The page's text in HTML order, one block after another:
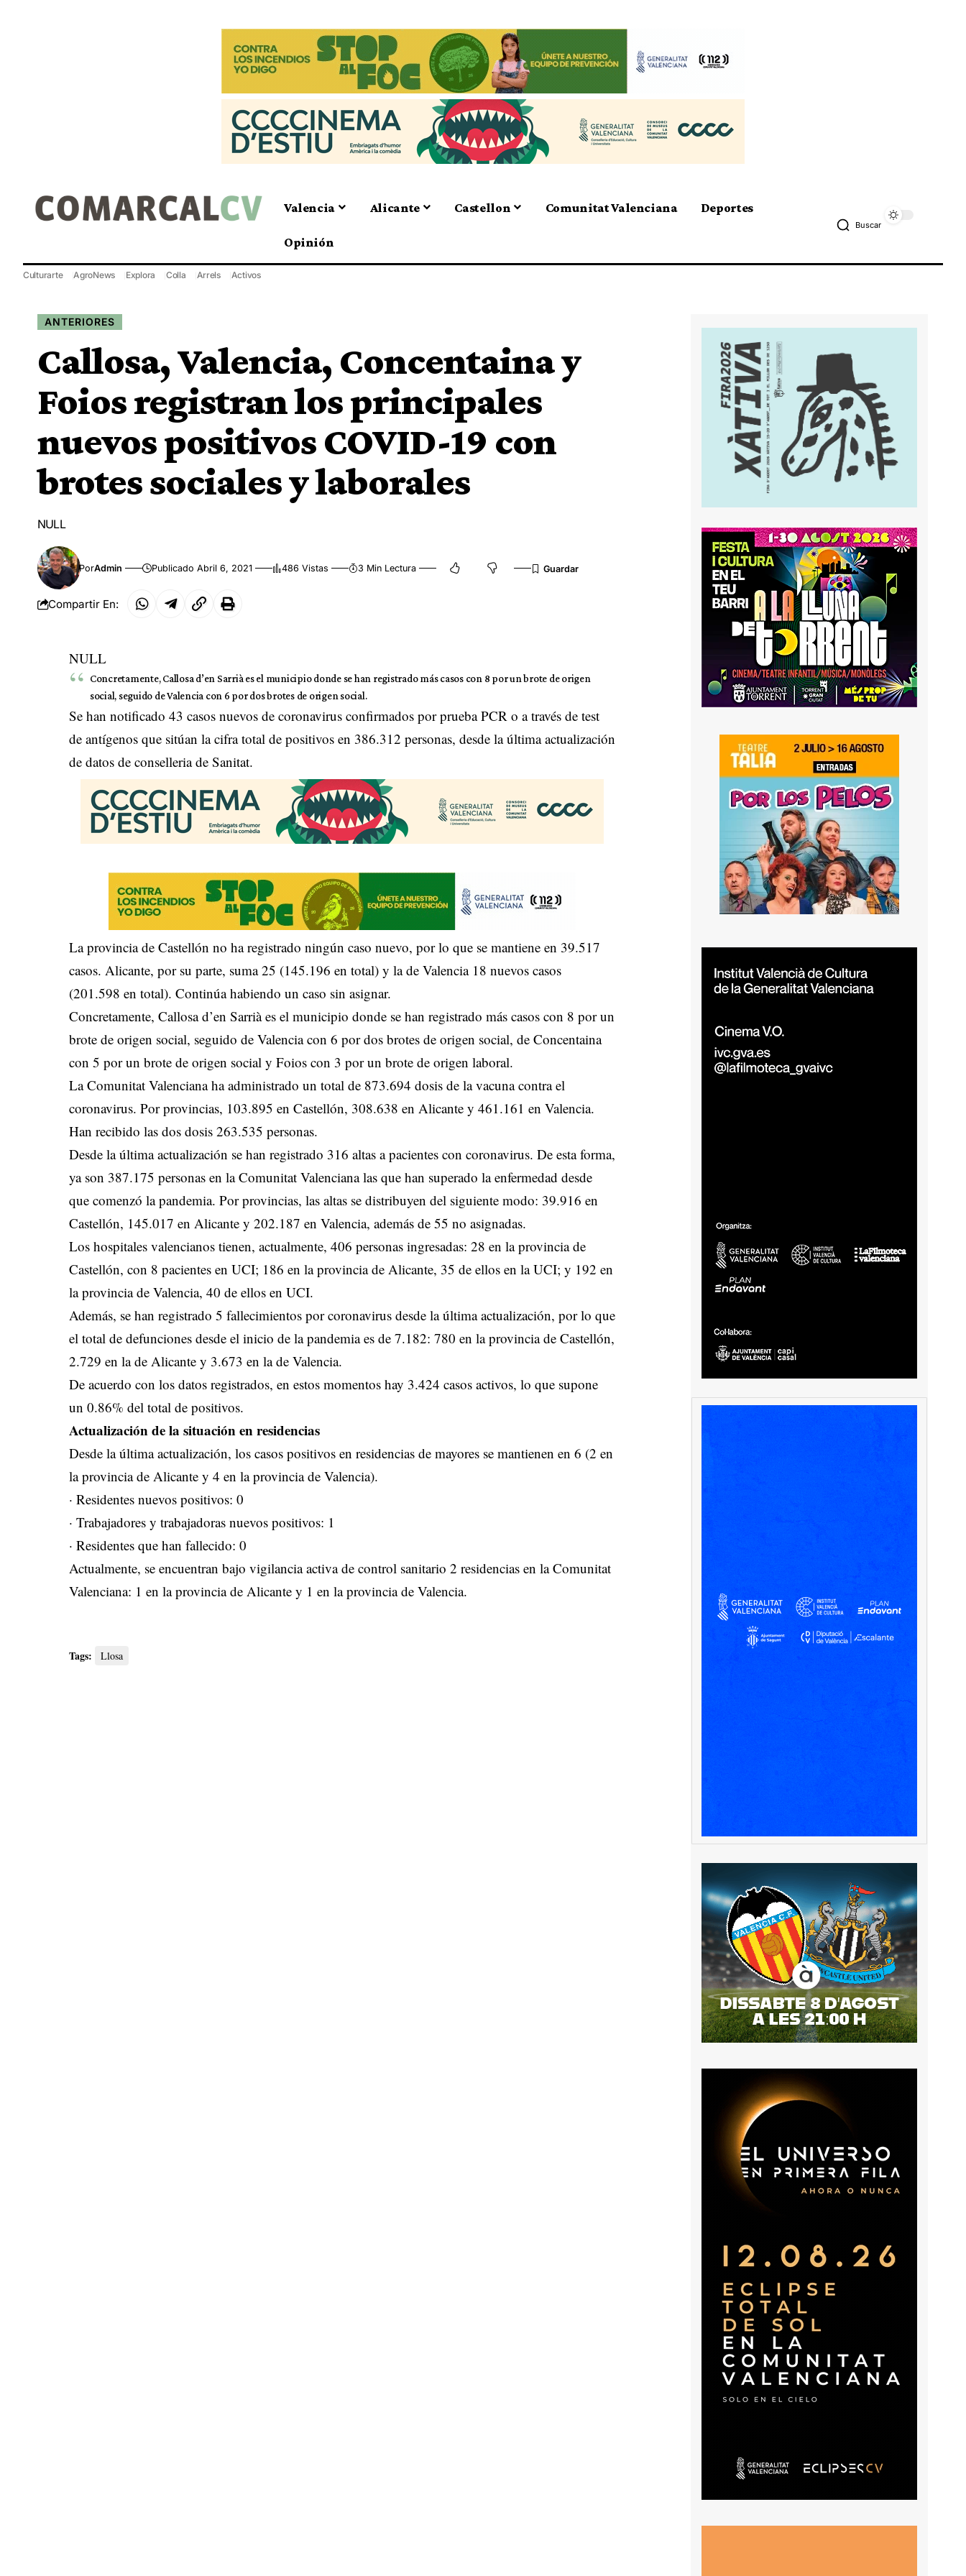
Valencia Alicante Castellon Comunitat Valenciana Deportes
Opinión
Buscar
Culturarte AgroNews Explora Colla Arrels Activos
ANTERIORES
Callosa, Valencia, Concentaina y
Foios registran los principales
nuevos positivos COVID-19 con
brotes sociales y laborales
NULL
PorAdmin Publicado Abril 6, 2021 486 Vistas 3 Min Lectura
Compartir En:
NULL
Concretamente, Callosa d’en Sarrià es el municipio donde se han registrado más casos con 8 por un brote de origen
social, seguido de Valencia con 6 por dos brotes de origen social.
Se han notificado 43 casos nuevos de coronavirus confirmados por prueba PCR o a través de test
de antígenos que sitúan la cifra total de positivos en 386.312 personas, desde la última actualización
de datos de conselleria de Sanitat.
La provincia de Castellón no ha registrado ningún caso nuevo, por lo que se mantiene en 39.517
casos. Alicante, por su parte, suma 25 (145.196 en total) y la de Valencia 18 nuevos casos
(201.598 en total). Continúa habiendo un caso sin asignar.
Concretamente, Callosa d’en Sarrià es el municipio donde se han registrado más casos con 8 por un
brote de origen social, seguido de Valencia con 6 por dos brotes de origen social, de Concentaina
con 5 por un brote de origen social y Foios con 3 por un brote de origen laboral.
La Comunitat Valenciana ha administrado un total de 873.694 dosis de la vacuna contra el
coronavirus. Por provincias, 103.895 en Castellón, 308.638 en Alicante y 461.161 en Valencia.
Han recibido las dos dosis 263.535 personas.
Desde la última actualización se han registrado 316 altas a pacientes con coronavirus. De esta forma,
ya son 387.175 personas en la Comunitat Valenciana las que han superado la enfermedad desde
que comenzó la pandemia. Por provincias, las altas se distribuyen del siguiente modo: 39.916 en
Castellón, 145.017 en Alicante y 202.187 en Valencia, además de 55 no asignadas.
Los hospitales valencianos tienen, actualmente, 406 personas ingresadas: 28 en la provincia de
Castellón, con 8 pacientes en UCI; 186 en la provincia de Alicante, 35 de ellos en la UCI; y 192 en
la provincia de Valencia, 40 de ellos en UCI.
Además, se han registrado 5 fallecimientos por coronavirus desde la última actualización, por lo que
el total de defunciones desde el inicio de la pandemia es de 7.182: 780 en la provincia de Castellón,
2.729 en la de Alicante y 3.673 en la de Valencia.
De acuerdo con los datos registrados, en estos momentos hay 3.424 casos activos, lo que supone
un 0.86% del total de positivos.
Actualización de la situación en residencias
Desde la última actualización, los casos positivos en residencias de mayores se mantienen en 6 (2 en
la provincia de Alicante y 4 en la provincia de Valencia).
· Residentes nuevos positivos: 0
· Trabajadores y trabajadoras nuevos positivos: 1
· Residentes que han fallecido: 0
Actualmente, se encuentran bajo vigilancia activa de control sanitario 2 residencias en la Comunitat
Valenciana: 1 en la provincia de Alicante y 1 en la provincia de Valencia.
Tags: Llosa